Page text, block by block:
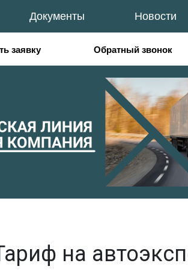
Документы Новости
заявку Обратный звонок
на